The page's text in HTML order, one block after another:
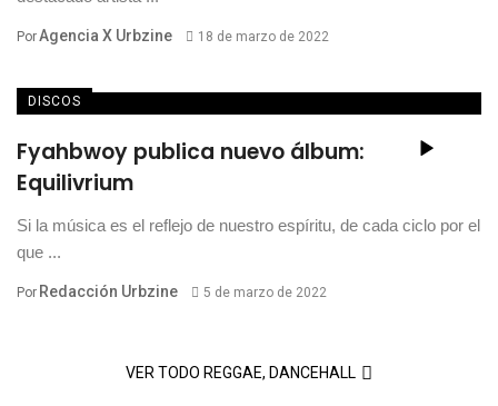
PorAgencia X Urbzine 18 de marzo de 2022
DISCOS
Fyahbwoy publica nuevo álbum:
Equilivrium
Si la música es el reflejo de nuestro espíritu, de cada ciclo por el
que ...
Por Redacción Urbzine 5 de marzo de 2022
VER TODO REGGAE, DANCEHALL